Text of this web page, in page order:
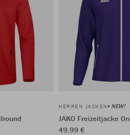
HERREN JACKEN NEW!
JAKO Freizeitjacke
49,99 €